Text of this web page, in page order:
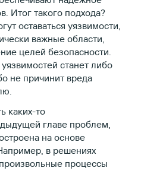
Итог такого подхода?
оставаться уязвимости,
важные области,
целей безопасности.
станет либо
не причинит вреда
каких-то
главе проблем,
на основе
в решениях
процессы